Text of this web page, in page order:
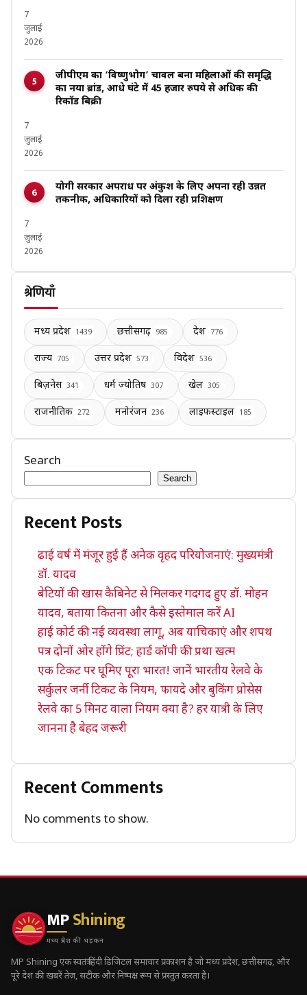
7
जुलाई
2026
जीपीएम का ‘विष्णुभोग’ चावल बना महिलाओं की समृद्धि
का नया ब्रांड, आधे घंटे में 45 हजार रुपये से अधिक की
रिकॉर्ड बिक्री
7
जुलाई
2026
योगी सरकार अपराध पर अंकुश के लिए अपना रही उन्नत
तकनीक, अधिकारियों को दिला रही प्रशिक्षण
7
जुलाई
2026
श्रेणियाँ
मध्य प्रदेश 1439 छत्तीसगढ़ 985 देश 776
राज्य 705 उत्तर प्रदेश 573 विदेश 536
बिज़नेस 341 धर्म ज्योतिष 307 खेल 305
राजनीतिक 272 मनोरंजन 236 लाइफस्टाइल 185
Search
Search
Recent Posts
ढाई वर्ष में मंजूर हुई हैं अनेक वृहद परियोजनाएं: मुख्यमंत्री
डॉ. यादव
बेटियों की खास कैबिनेट से मिलकर गदगद हुए डॉ. मोहन
यादव, बताया कितना और कैसे इस्तेमाल करें AI
हाई कोर्ट की नई व्यवस्था लागू, अब याचिकाएं और शपथ
पत्र दोनों ओर होंगे प्रिंट; हार्ड कॉपी की प्रथा खत्म
एक टिकट पर घूमिए पूरा भारत! जानें भारतीय रेलवे के
सर्कुलर जर्नी टिकट के नियम, फायदे और बुकिंग प्रोसेस
रेलवे का 5 मिनट वाला नियम क्या है? हर यात्री के लिए
जानना है बेहद जरूरी
Recent Comments
No comments to show.
MPShining
मध्य प्रदेश की धड़कन
MP Shining एक स्वतंत्र हिंदी डिजिटल समाचार प्रकाशन है जो मध्य प्रदेश, छत्तीसगढ़, और
पूरे देश की ख़बरें तेज़, सटीक और निष्पक्ष रूप से प्रस्तुत करता है।